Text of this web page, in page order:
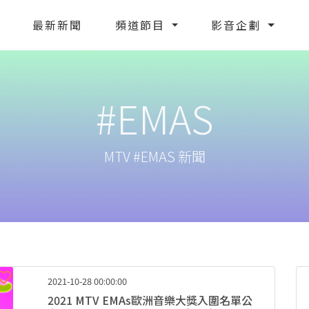
最新新聞 頻道節目 影音企劃
#EMAS
MTV #EMAS 新聞
2021-10-28 00:00:00
2021 MTV EMAs歐洲音樂大獎入圍名單公